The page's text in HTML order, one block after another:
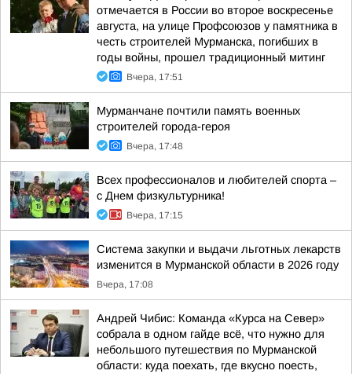
отмечается в России во второе воскресенье
августа, на улице Профсоюзов у памятника в
честь строителей Мурманска, погибших в
годы войны, прошел традиционный митинг
Вчера, 17:51
Мурманчане почтили память военных
строителей города-героя
Вчера, 17:48
Всех профессионалов и любителей спорта –
с Днем физкультурника!
Вчера, 17:15
Система закупки и выдачи льготных лекарств
изменится в Мурманской области в 2026 году
Вчера, 17:08
Андрей Чибис: Команда «Курса на Север»
собрала в одном гайде всё, что нужно для
небольшого путешествия по Мурманской
области: куда поехать, где вкусно поесть,